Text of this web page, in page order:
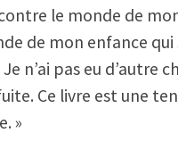
le monde de
de mon enfance qui
n’ai pas eu d’autre
Ce livre est une
»